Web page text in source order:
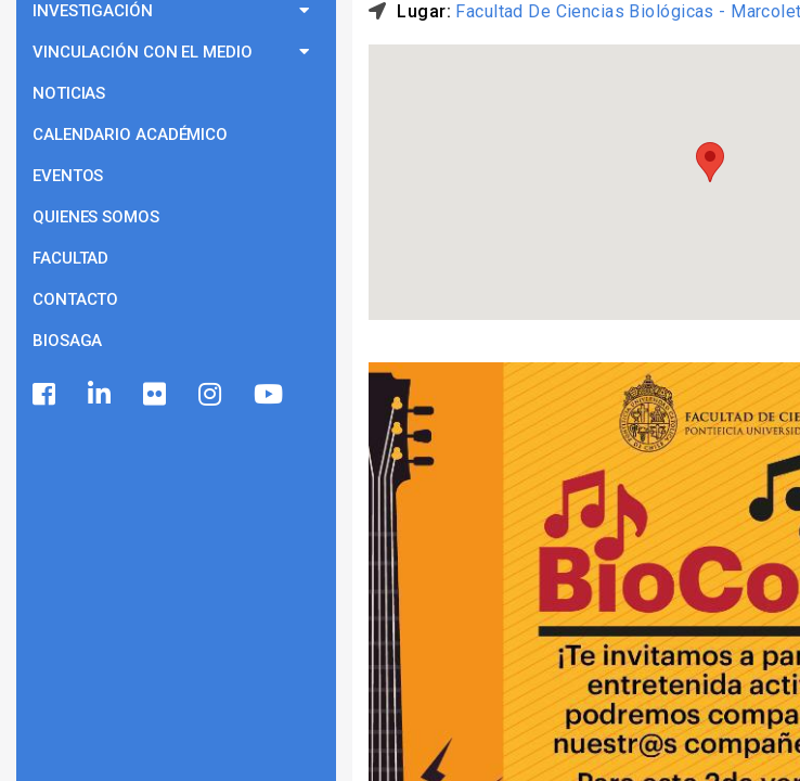
Lugar: Facultad De Ciencias Biológicas -
INVESTIGACIÓN
VINCULACIÓN CON EL MEDIO
NOTICIAS
CALENDARIO ACADÉMICO
EVENTOS
QUIENES SOMOS
FACULTAD
CONTACTO
BIOSAGA